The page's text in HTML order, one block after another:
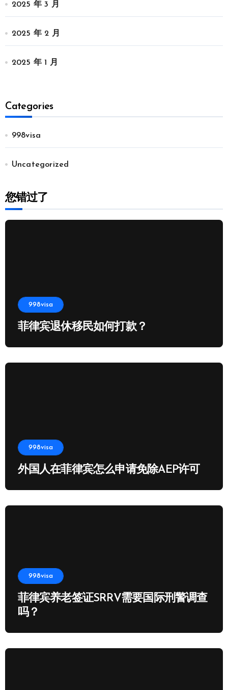
2025 年 3 月
2025 年 2 月
2025 年 1 月
Categories
998visa
Uncategorized
您错过了
998visa
菲律宾退休移民如何打款？
998visa
外国人在菲律宾怎么申请免除AEP许可
998visa
菲律宾养老签证SRRV需要国际刑警调查
吗？